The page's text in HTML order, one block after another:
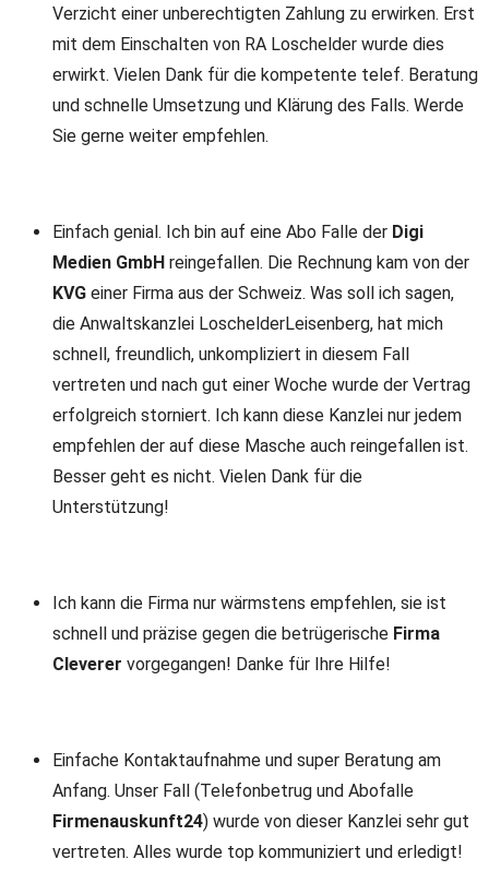
Verzicht einer unberechtigten Zahlung zu erwirken. Erst
mit dem Einschalten von RA Loschelder wurde dies
erwirkt. Vielen Dank für die kompetente telef. Beratung
und schnelle Umsetzung und Klärung des Falls. Werde
Sie gerne weiter empfehlen.
Einfach genial. Ich bin auf eine Abo Falle der Digi
Medien GmbH reingefallen. Die Rechnung kam von der
KVG einer Firma aus der Schweiz. Was soll ich sagen,
die Anwaltskanzlei LoschelderLeisenberg, hat mich
schnell, freundlich, unkompliziert in diesem Fall
vertreten und nach gut einer Woche wurde der Vertrag
erfolgreich storniert. Ich kann diese Kanzlei nur jedem
empfehlen der auf diese Masche auch reingefallen ist.
Besser geht es nicht. Vielen Dank für die
Unterstützung!
Ich kann die Firma nur wärmstens empfehlen, sie ist
schnell und präzise gegen die betrügerische Firma
Cleverer vorgegangen! Danke für Ihre Hilfe!
Einfache Kontaktaufnahme und super Beratung am
Anfang. Unser Fall (Telefonbetrug und Abofalle
Firmenauskunft24) wurde von dieser Kanzlei sehr gut
vertreten. Alles wurde top kommuniziert und erledigt!